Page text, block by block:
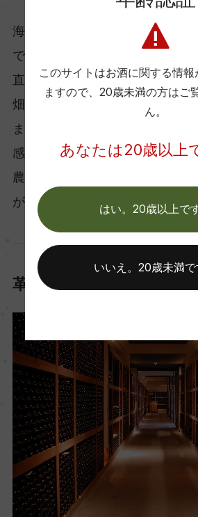
海岸の砂が内陸に運ばれた完全
です。
直線距離1.3ｋｍの畑には常に海
畑の湿度を下げ病害からぶどう
ます。砂質の自社農園のから造
感じるのもこの風のおかげだと
農法は慣行農法。草生栽培を基
が、一部不起耕栽培も行っていま
革新的かつ安定的なワイン
このサイトはお酒に関する情報
ますので、 20歳未満の方はご
ん。
あなたは20歳以上
はい。20歳以上です
いいえ。20歳未満で